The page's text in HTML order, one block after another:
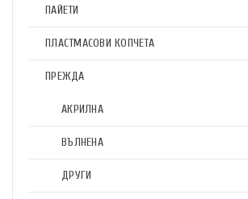
ПАЙЕТИ
ПЛАСТМАСОВИ КОПЧЕТА
ПРЕЖДА
АКРИЛНА
ВЪЛНЕНА
ДРУГИ